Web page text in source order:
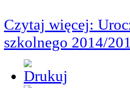
Czytaj więcej:
szkolnego 2014/